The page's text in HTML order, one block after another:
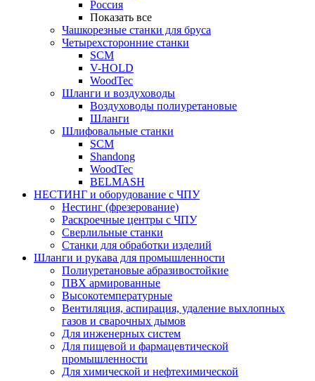
Россия
Показать все
Чашкорезные станки для бруса
Четырехсторонние станки
SCM
V-HOLD
WoodTec
Шланги и воздуховоды
Воздуховоды полиуретановые
Шланги
Шлифовальные станки
SCM
Shandong
WoodTec
BELMASH
НЕСТИНГ и оборудование с ЧПУ
Нестинг (фрезерование)
Раскроечные центры с ЧПУ
Сверлильные станки
Станки для обработки изделий
Шланги и рукава для промышленности
Полиуретановые абразивостойкие
ПВХ армированные
Высокотемпературные
Вентиляция, аспирация, удаление выхлопных
газов и сварочных дымов
Для инженерных систем
Для пищевой и фармацевтической
промышленности
Для химической и нефтехимической